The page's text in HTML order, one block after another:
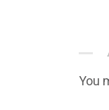
You